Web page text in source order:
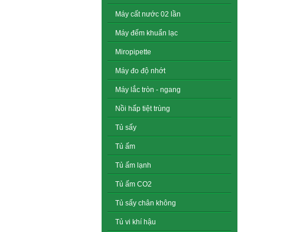
Máy cất nước 02 lần
Máy đếm khuẩn lạc
Miropipette
Máy đo độ nhớt
Máy lắc tròn - ngang
Nồi hấp tiệt trùng
Tủ sấy
Tủ ấm
Tủ ấm lạnh
Tủ ấm CO2
Tủ sấy chân không
Tủ vi khí hậu